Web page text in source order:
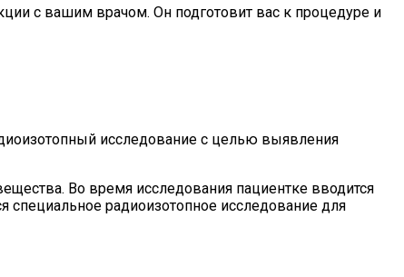
с вашим врачом. Он подготовит вас к процедуре и
исследование с целью выявления
Во время исследования пациентке вводится
радиоизотопное исследование для